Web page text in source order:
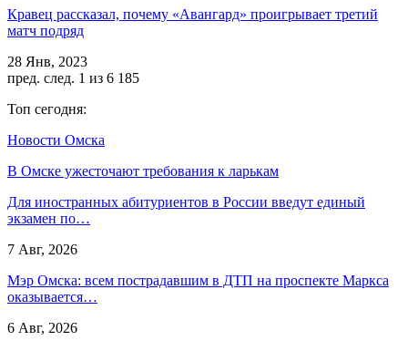
Кравец рассказал, почему «Авангард» проигрывает третий
матч подряд
28 Янв, 2023
пред. след. 1 из 6 185
Топ сегодня:
Новости Омска
В Омске ужесточают требования к ларькам
Для иностранных абитуриентов в России введут единый
экзамен по…
7 Авг, 2026
Мэр Омска: всем пострадавшим в ДТП на проспекте Маркса
оказывается…
6 Авг, 2026